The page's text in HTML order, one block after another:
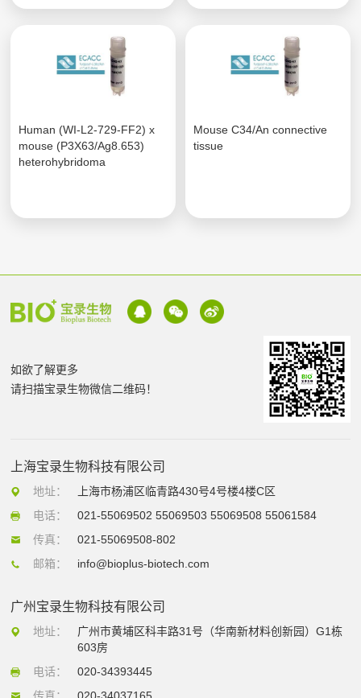
Human (WI-L2-729-FF2) x
mouse (P3X63/Ag8.653)
heterohybridoma
Mouse C34/An connective
tissue
如欲了解更多
请扫描宝录生物微信二维码！
上海宝录生物科技有限公司
地址：
上海市杨浦区临青路430号4号楼4楼C区
电话：
021-55069502 55069503 55069508 55061584
传真：
021-55069508-802
邮箱：
info@bioplus-biotech.com
广州宝录生物科技有限公司
地址：
广州市黄埔区科丰路31号（华南新材料创新园）G1栋
603房
电话：
020-34393445